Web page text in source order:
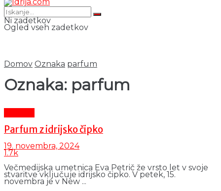
Ni zadetkov
Ogled vseh zadetkov
Domov Oznaka parfum
Oznaka: parfum
Parfum z idrijsko čipko
19. novembra, 2024
1.7k
Večmedijska umetnica Eva Petrič že vrsto let v svoje
stvaritve vključuje idrijsko čipko. V petek, 15.
novembra je v New ...